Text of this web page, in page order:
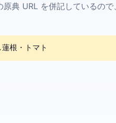
典 URL を併記しているの
根・トマト